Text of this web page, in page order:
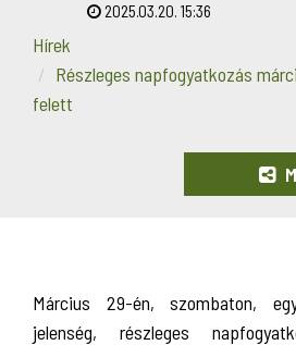
2025.03.20. 15:36
Hírek
Részleges napfogyatkozás
felett
Március 29-én, szombaton,
jelenség, részleges